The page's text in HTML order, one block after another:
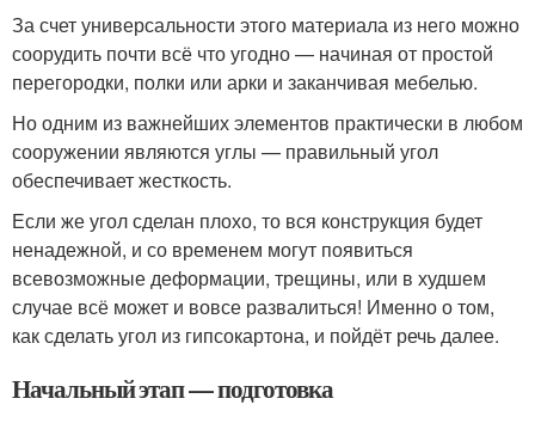
За счет универсальности этого материала из него можно
соорудить почти всё что угодно — начиная от простой
перегородки, полки или арки и заканчивая мебелью.
Но одним из важнейших элементов практически в любом
сооружении являются углы — правильный угол
обеспечивает жесткость.
Если же угол сделан плохо, то вся конструкция будет
ненадежной, и со временем могут появиться
всевозможные деформации, трещины, или в худшем
случае всё может и вовсе развалиться! Именно о том,
как сделать угол из гипсокартона, и пойдёт речь далее.
Начальный этап — подготовка